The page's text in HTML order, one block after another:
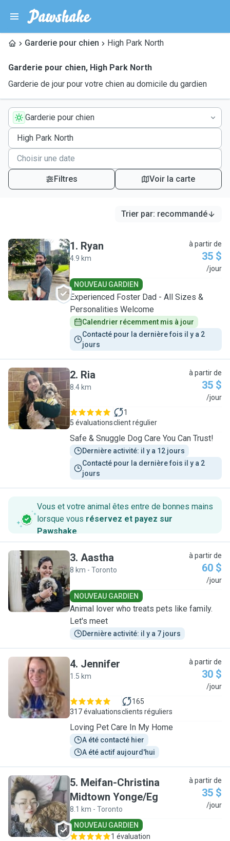
Garderie pour chien High Park North
Garderie pour chien, High Park North
Garderie de jour pour votre chien au domicile du gardien
Garderie pour chien
Filtres Voir la carte
Trier par: recommandé
R
1. Ryan
4.9 km
à partir de
35 $
/jour
NOUVEAU GARDIEN
Experienced Foster Dad - All Sizes &
Personalities Welcome
Calendrier récemment mis à jour
Contacté pour la dernière fois il y a 2
jours
R
2. Ria
8.4 km
à partir de
35 $
/jour
5 évaluations
1
client régulier
Safe & Snuggle Dog Care You Can Trust!
Dernière activité: il y a 12 jours
Contacté pour la dernière fois il y a 2
jours
Vous et votre animal êtes entre de bonnes mains
lorsque vous réservez et payez sur
Pawshake.
A
3. Aastha
8 km - Toronto
à partir de
60 $
/jour
NOUVEAU GARDIEN
Animal lover who treats pets like family.
Let's meet
Dernière activité: il y a 7 jours
J
4. Jennifer
1.5 km
à partir de
30 $
/jour
317 évaluations
165
clients réguliers
Loving Pet Care In My Home
A été contacté hier
A été actif aujourd'hui
M
5. Meifan-Christina
Midtown Yonge/Eg
8.1 km - Toronto
à partir de
35 $
/jour
NOUVEAU GARDIEN
1 évaluation